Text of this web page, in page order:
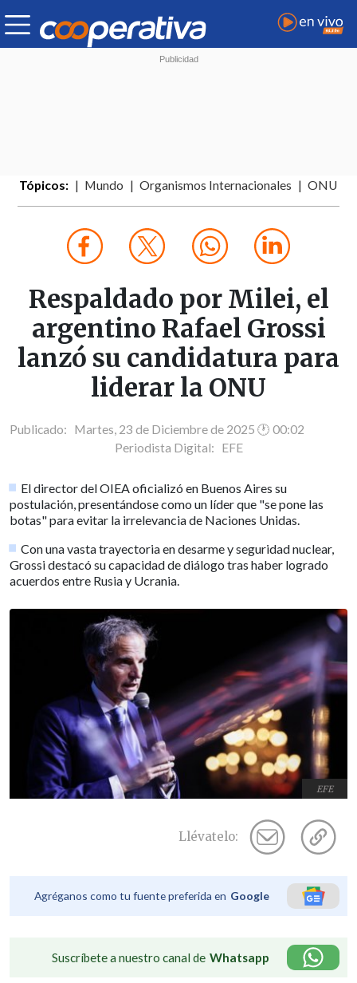
Tópicos: Mundo Organismos Internacionales ONU
Respaldado por Milei, el
argentino Rafael Grossi
lanzó su candidatura para
liderar la ONU
Publicado: Martes, 23 de Diciembre de 2025 🕐 00:02
Periodista Digital: EFE
El director del OIEA oficializó en Buenos Aires su
postulación, presentándose como un líder que "se pone las
botas" para evitar la irrelevancia de Naciones Unidas.
Con una vasta trayectoria en desarme y seguridad nuclear,
Grossi destacó su capacidad de diálogo tras haber logrado
acuerdos entre Rusia y Ucrania.
EFE
Llévatelo:
Agréganos como tu fuente preferida en Google
Suscríbete a nuestro canal de Whatsapp